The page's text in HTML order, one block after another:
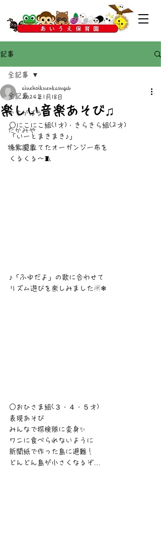
記事
全記事
かすがばる
たかみや
特集記事
全記事
楽しい音楽あそび♫
aiuehoikuenkasugab
2024年1月18日
○にこにこ組(1才)・きらきら組(2才)
「いーとまきまき♪」
糸に見立てたオーガンジー布を
くるくる〜🧵
♪「ふゆだよ」の歌に合わせて
リズム遊びを楽しみました☃❄
○おひさま組(３・４・５才)
表現あそび
みんなで探検隊に変身✨
ワニに食べられないように
新聞紙で作った島に避難！
どんどん島が小さくなるぞ…